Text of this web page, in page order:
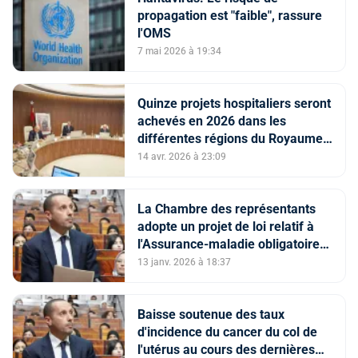
propagation est "faible", rassure
l'OMS
7 mai 2026 à 19:34
Quinze projets hospitaliers seront
achevés en 2026 dans les
différentes régions du Royaume
(M. Tehraoui)
14 avr. 2026 à 23:09
La Chambre des représentants
adopte un projet de loi relatif à
l'Assurance-maladie obligatoire
de base
13 janv. 2026 à 18:37
Baisse soutenue des taux
d'incidence du cancer du col de
l'utérus au cours des dernières